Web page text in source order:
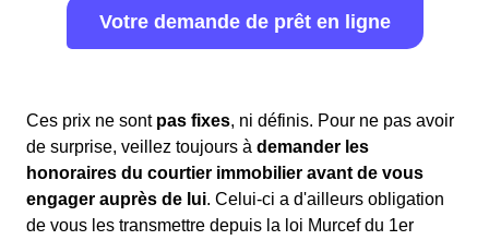
Votre demande de prêt en ligne
Ces prix ne sont pas fixes, ni définis. Pour ne pas avoir
de surprise, veillez toujours à demander les
honoraires du courtier immobilier avant de vous
engager auprès de lui. Celui-ci a d'ailleurs obligation
de vous les transmettre depuis la loi Murcef du 1er